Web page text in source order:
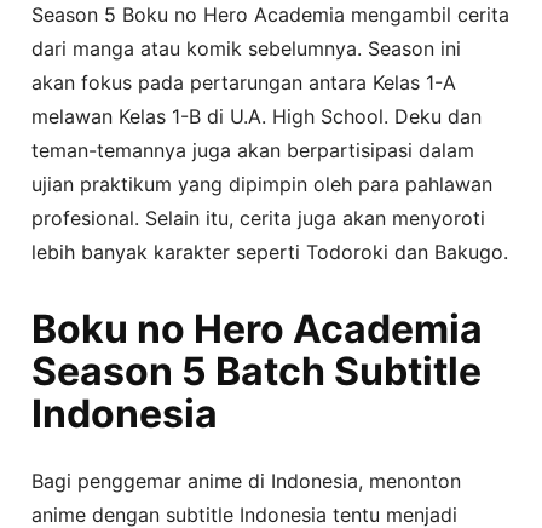
Season 5 Boku no Hero Academia mengambil cerita
dari manga atau komik sebelumnya. Season ini
akan fokus pada pertarungan antara Kelas 1-A
melawan Kelas 1-B di U.A. High School. Deku dan
teman-temannya juga akan berpartisipasi dalam
ujian praktikum yang dipimpin oleh para pahlawan
profesional. Selain itu, cerita juga akan menyoroti
lebih banyak karakter seperti Todoroki dan Bakugo.
Boku no Hero Academia
Season 5 Batch Subtitle
Indonesia
Bagi penggemar anime di Indonesia, menonton
anime dengan subtitle Indonesia tentu menjadi